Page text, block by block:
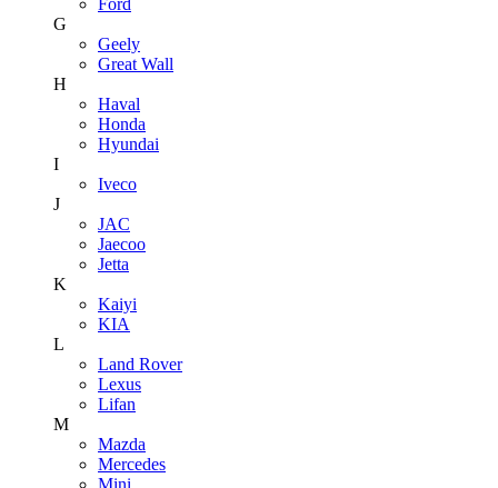
Ford
G
Geely
Great Wall
H
Haval
Honda
Hyundai
I
Iveco
J
JAC
Jaecoo
Jetta
K
Kaiyi
KIA
L
Land Rover
Lexus
Lifan
M
Mazda
Mercedes
Mini